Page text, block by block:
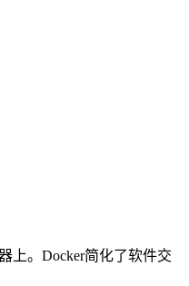
上。Docker简化了软件交